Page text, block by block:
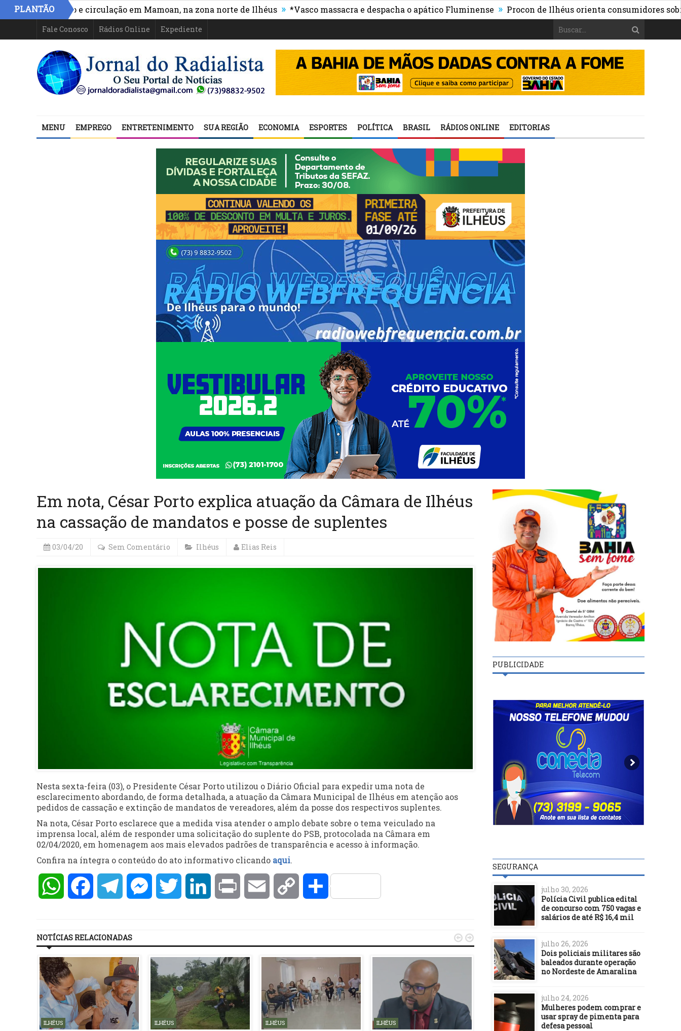
PLANTÃO
acesso e circulação em Mamoan, na zona norte de Ilhéus » *Vasco massacra e despacha o apático Fluminense » Procon de Ilhéus orienta consumidores sobre os
Fale Conosco Rádios Online Expediente
MENU EMPREGO ENTRETENIMENTO SUA REGIÃO ECONOMIA ESPORTES POLÍTICA BRASIL RÁDIOS ONLINE EDITORIAS
Em nota, César Porto explica atuação da Câmara de Ilhéus
na cassação de mandatos e posse de suplentes
03/04/20 Sem Comentário Ilhéus Elias Reis
Nesta sexta-feira (03), o Presidente César Porto utilizou o Diário Oficial para expedir uma nota de
esclarecimento abordando, de forma detalhada, a atuação da Câmara Municipal de Ilhéus em atenção aos
pedidos de cassação e extinção de mandatos de vereadores, além da posse dos respectivos suplentes.
Na nota, César Porto esclarece que a medida visa atender o amplo debate sobre o tema veiculado na
imprensa local, além de responder uma solicitação do suplente do PSB, protocolada na Câmara em
02/04/2020, em homenagem aos mais elevados padrões de transparência e acesso à informação.
Confira na íntegra o conteúdo do ato informativo clicando aqui.
WhatsAppFacebookTelegramMessengerTwitter LinkedInPrint Email Copy Compartilhar
NOTÍCIAS RELACIONADAS
ILHÉUS ILHÉUS ILHÉUS ILHÉUS ILHÉUS
 
PUBLICIDADE
SEGURANÇA
julho 30, 2026
Polícia Civil publica edital
de concurso com 750 vagas e
salários de até R$ 16,4 mil
julho 26, 2026
Dois policiais militares são
baleados durante operação
no Nordeste de Amaralina
julho 24, 2026
Mulheres podem comprar e
usar spray de pimenta para
defesa pessoal